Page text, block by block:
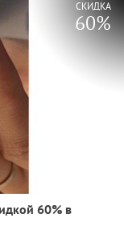
СКИДКА
60%
60% в